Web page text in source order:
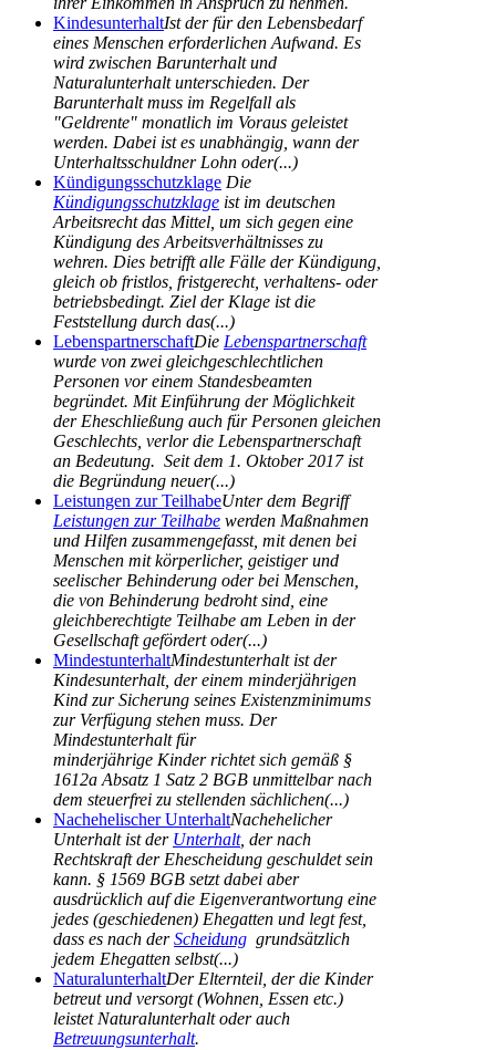
KindesunterhaltIst der für den Lebensbedarf
eines Menschen erforderlichen Aufwand. Es
wird zwischen Barunterhalt und
Naturalunterhalt unterschieden. Der
Barunterhalt muss im Regelfall als
"Geldrente" monatlich im Voraus geleistet
werden. Dabei ist es unabhängig, wann der
Unterhaltsschuldner Lohn oder(...)
Kündigungsschutzklage Die
Kündigungsschutzklage ist im deutschen
Arbeitsrecht das Mittel, um sich gegen eine
Kündigung des Arbeitsverhältnisses zu
wehren. Dies betrifft alle Fälle der Kündigung,
gleich ob fristlos, fristgerecht, verhaltens- oder
betriebsbedingt. Ziel der Klage ist die
Feststellung durch das(...)
LebenspartnerschaftDie Lebenspartnerschaft
wurde von zwei gleichgeschlechtlichen
Personen vor einem Standesbeamten
begründet. Mit Einführung der Möglichkeit
der Eheschließung auch für Personen gleichen
Geschlechts, verlor die Lebenspartnerschaft
an Bedeutung. Seit dem 1. Oktober 2017 ist
die Begründung neuer(...)
Leistungen zur TeilhabeUnter dem Begriff
Leistungen zur Teilhabe werden Maßnahmen
und Hilfen zusammengefasst, mit denen bei
Menschen mit körperlicher, geistiger und
seelischer Behinderung oder bei Menschen,
die von Behinderung bedroht sind, eine
gleichberechtigte Teilhabe am Leben in der
Gesellschaft gefördert oder(...)
MindestunterhaltMindestunterhalt ist der
Kindesunterhalt, der einem minderjährigen
Kind zur Sicherung seines Existenzminimums
zur Verfügung stehen muss. Der
Mindestunterhalt für
minderjährige Kinder richtet sich gemäß §
1612a Absatz 1 Satz 2 BGB unmittelbar nach
dem steuerfrei zu stellenden sächlichen(...)
Nachehelischer UnterhaltNachehelicher
Unterhalt ist der Unterhalt, der nach
Rechtskraft der Ehescheidung geschuldet sein
kann. § 1569 BGB setzt dabei aber
ausdrücklich auf die Eigenverantwortung eine
jedes (geschiedenen) Ehegatten und legt fest,
dass es nach derScheidung grundsätzlich
jedem Ehegatten selbst(...)
NaturalunterhaltDer Elternteil, der die Kinder
betreut und versorgt (Wohnen, Essen etc.)
leistet Naturalunterhalt oder auch
Betreuungsunterhalt.